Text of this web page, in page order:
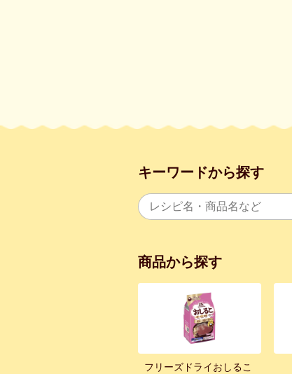
キーワードから探す
商品から探す
フリーズドライおしるこ